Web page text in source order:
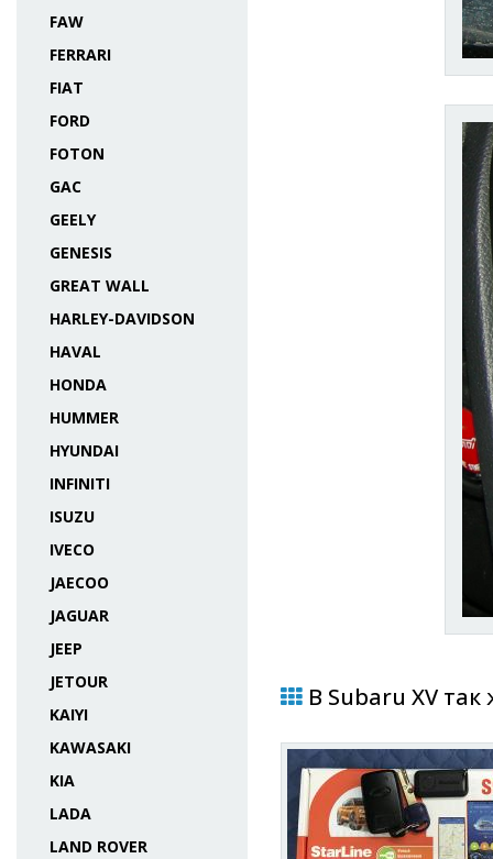
FAW
FERRARI
FIAT
FORD
FOTON
GAC
GEELY
GENESIS
GREAT WALL
HARLEY-DAVIDSON
HAVAL
HONDA
HUMMER
HYUNDAI
INFINITI
ISUZU
IVECO
JAECOO
JAGUAR
JEEP
JETOUR
KAIYI
KAWASAKI
KIA
LADA
LAND ROVER
В Subaru XV